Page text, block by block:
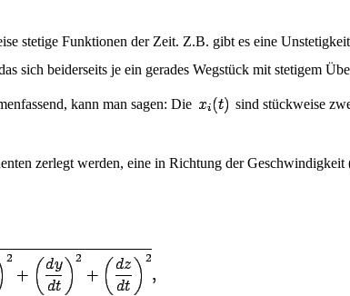
stetige Funktionen der Zeit. Z.B. gibt es eine
sich beiderseits je ein gerades Wegstück mit stetigem
kann man sagen: Die
sind stückweise
zerlegt werden, eine in Richtung der Geschwindigkeit